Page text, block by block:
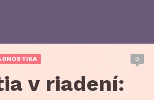
0
v riadení: